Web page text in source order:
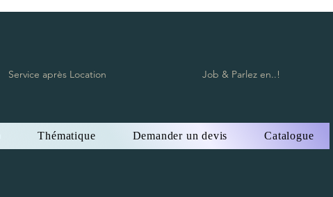
Thématique Demander un devis Catalogue
Service après Location Job & Parlez en..!